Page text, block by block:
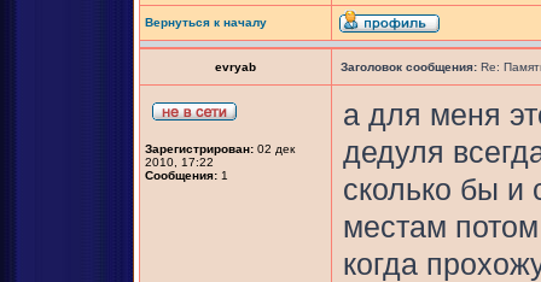
Вернуться к началу
evryab Заголовок сообщения: Re:
Зарегистрирован: 02 дек
2010, 17:22
Сообщения: 1
а для меня
дедуля
сколько бы и
местам
когда